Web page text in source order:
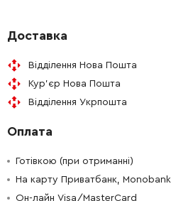
Доставка
Відділення Нова Пошта
Кур'єр Нова Пошта
Відділення Укрпошта
Оплата
Готівкою (при отриманні)
На карту Приватбанк, Monobank
Он-лайн Visa/MasterCard